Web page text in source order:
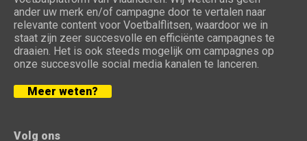
ander uw merk en/of campagne door te vertalen naar
relevante content voor Voetbalflitsen, waardoor we in
staat zijn zeer succesvolle en efficiënte campagnes te
draaien. Het is ook steeds mogelijk om campagnes op
onze succesvolle social media kanalen te lanceren.
Meer weten?
Volg ons